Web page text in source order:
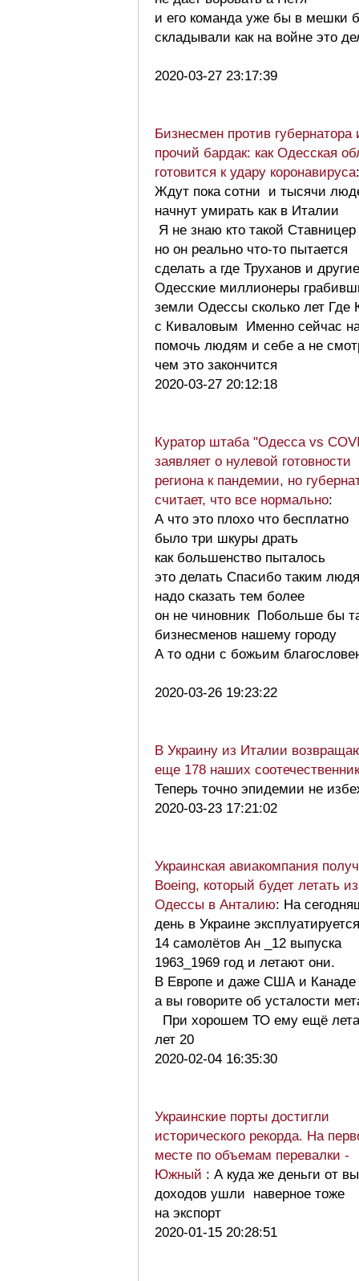
и его команда уже бы в мешки
складывали как на войне это
2020-03-27 23:17:39
Бизнесмен против губернатора
прочий бардак: как Одесская
готовится к удару коронавируса:
Ждут пока сотни и тысячи
начнут умирать как в Италии
Я не знаю кто такой Ставницер
но он реально что-то пытается
сделать а где Труханов и другие
Одесские миллионеры
земли Одессы сколько лет Где
с Киваловым Именно сейчас
помочь людям и себе а не
чем это закончится
2020-03-27 20:12:18
Куратор штаба "Одесса vs
заявляет о нулевой готовности
региона к пандемии, но
считает, что все нормально:
А что это плохо что
было три шкуры драть
как большенство пыталось
это делать Спасибо таким
надо сказать тем более
он не чиновник Побольше бы
бизнесменов нашему городу
А то одни с божьим
2020-03-26 19:23:22
В Украину из Италии
еще 178 наших
Теперь точно эпидемии не
2020-03-23 17:21:02
Украинская авиакомпания
Boeing, который будет летать из
Одессы в Анталию: На
день в Украине эксплуатируется
14 самолётов Ан _12 выпуска
1963_1969 год и летают они.
В Европе и даже США и Канаде
а вы говорите об усталости
При хорошем ТО ему ещё
лет 20
2020-02-04 16:35:30
Украинские порты достигли
исторического рекорда. На
месте по объемам перевалки -
Южный : А куда же деньги от
доходов ушли наверное тоже
на экспорт
2020-01-15 20:28:51